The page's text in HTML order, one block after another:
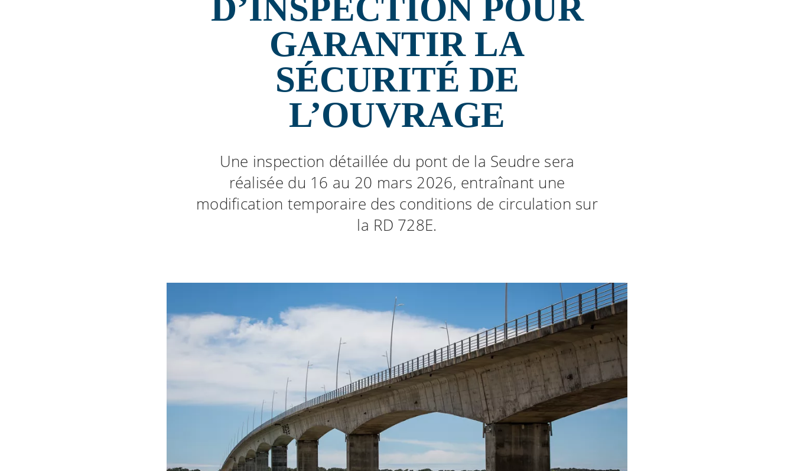
D’INSPECTION POUR
GARANTIR LA
SÉCURITÉ DE
L’OUVRAGE
Une inspection détaillée du pont de la Seudre sera
réalisée du 16 au 20 mars 2026, entraînant une
modification temporaire des conditions de circulation sur
la RD 728E.